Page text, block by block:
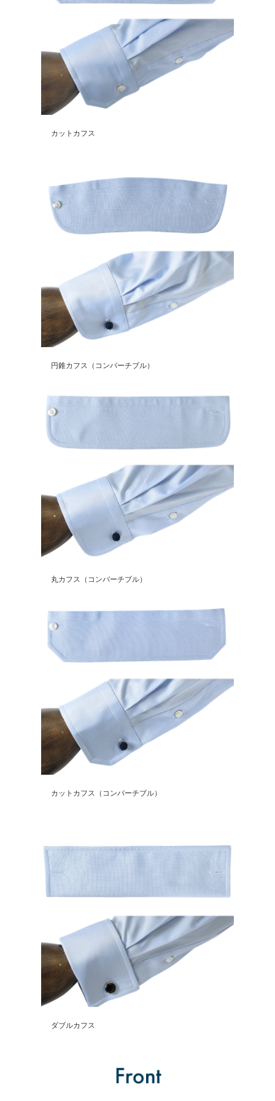
カットカフス
円錐カフス（コンバーチブル）
丸カフス（コンバーチブル）
カットカフス（コンバーチブル）
ダブルカフス